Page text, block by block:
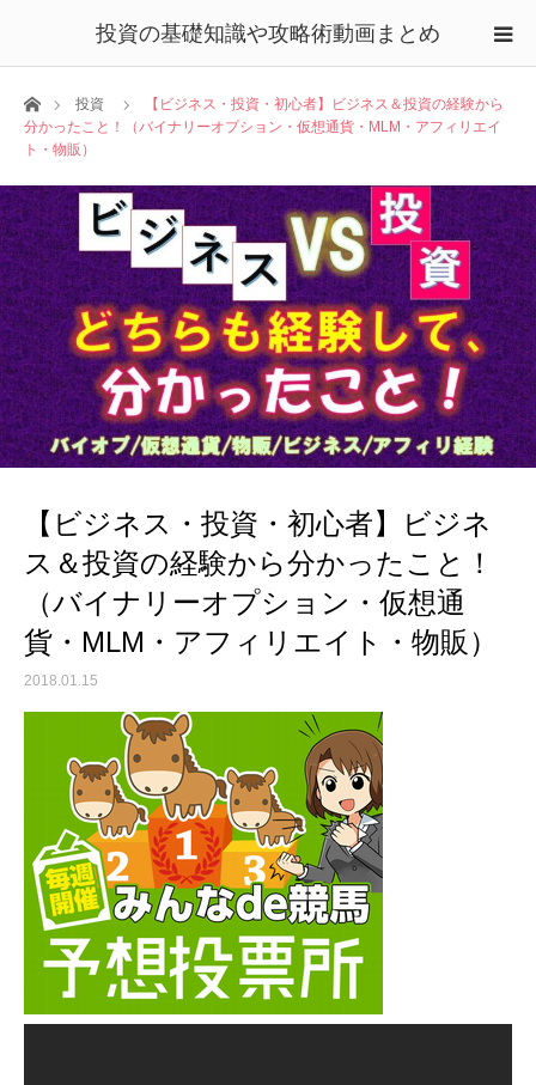
投資の基礎知識や攻略術動画まとめ
ホーム投資
【ビジネス・投資・初心者】ビジネス＆投資の経験から
分かったこと！（バイナリーオプション・仮想通貨・MLM・アフィリエイ
ト・物販）
【ビジネス・投資・初心者】ビジネ
ス＆投資の経験から分かったこと！
（バイナリーオプション・仮想通
貨・MLM・アフィリエイト・物販）
2018.01.15